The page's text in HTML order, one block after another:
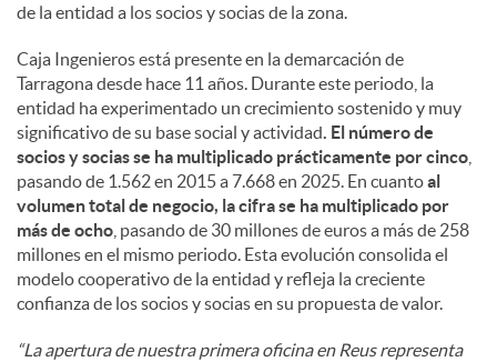
de la entidad a los socios y socias de la zona.
Caja Ingenieros está presente en la demarcación de
Tarragona desde hace 11 años. Durante este periodo, la
entidad ha experimentado un crecimiento sostenido y muy
significativo de su base social y actividad. El número de
socios y socias se ha multiplicado prácticamente por cinco
pasando de 1.562 en 2015 a 7.668 en 2025. En cuantoal
volumen total de negocio, la cifra se ha multiplicado por
más de ocho , pasando de 30 millones de euros a más de 258
millones en el mismo periodo. Esta evolución consolida el
modelo cooperativo de la entidad y refleja la creciente
confianza de los socios y socias en su propuesta de valor.
“La apertura de nuestra primera oficina en Reus representa